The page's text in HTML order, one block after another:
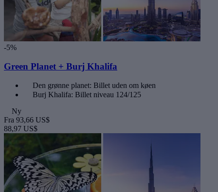
-5%
Green Planet + Burj Khalifa
Den grønne planet: Billet uden om køen
Burj Khalifa: Billet niveau 124/125
Ny
Fra 93,66 US$
88,97 US$